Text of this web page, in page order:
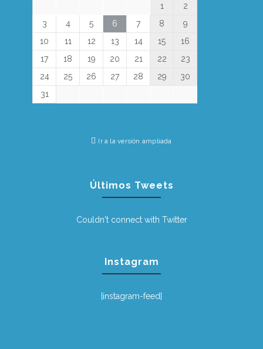
1
2
3
4 5 6 7 8
9
10
11 12 13 14 15
16
17
18 19 20 21 22
23
24
25 26 27 28 29
30
31
Ir a la versión ampliada
Últimos Tweets
Couldn't connect with Twitter
Instagram
[instagram-feed]